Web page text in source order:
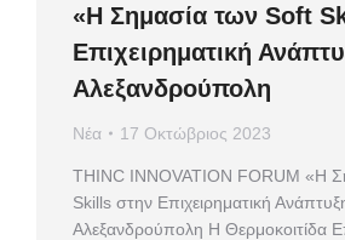
«Η Σημασία των Soft
Επιχειρηματική
Αλεξανδρούπολη
Νέα 17 Οκτώβριος 2023
ΤHINC INNOVATION FORUM «Η
Skills στην Επιχειρηματική
Αλεξανδρούπολη Η Θερμοκοιτίδα